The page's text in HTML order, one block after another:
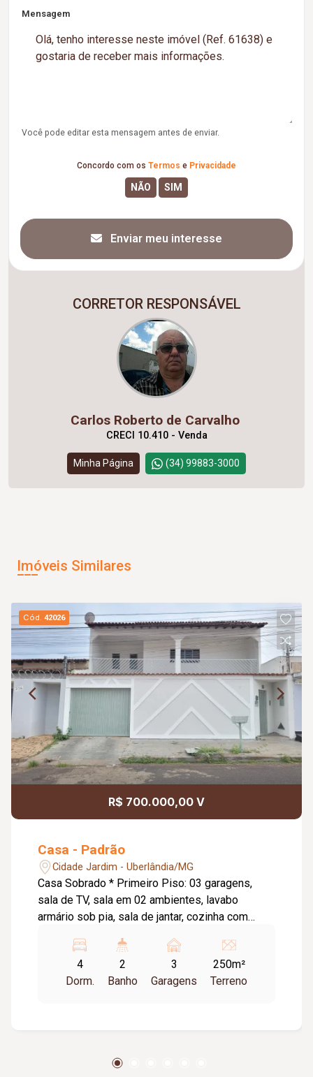
Mensagem
Você pode editar esta mensagem antes de enviar.
Concordo com os Termos e Privacidade
Enviar meu interesse
CORRETOR RESPONSÁVEL
Carlos Roberto de Carvalho
CRECI 10.410 - Venda
Minha Página (34) 99883-3000
Imóveis Similares
Cód.42026
R$ 700.000,00 V
Casa - Padrão
Cidade Jardim - Uberlândia/MG
Casa Sobrado * Primeiro Piso: 03 garagens,
sala de TV, sala em 02 ambientes, lavabo
armário sob pia, sala de jantar, cozinha com
despensa. Segundo Piso: 04 quartos (Um suíte
com varanda / Banheiro suíte com armário sob
pia, espelho e box em Blindex). Banheiro social
4
Dorm.
2
Banho
3
Garagens
250m²
Terreno